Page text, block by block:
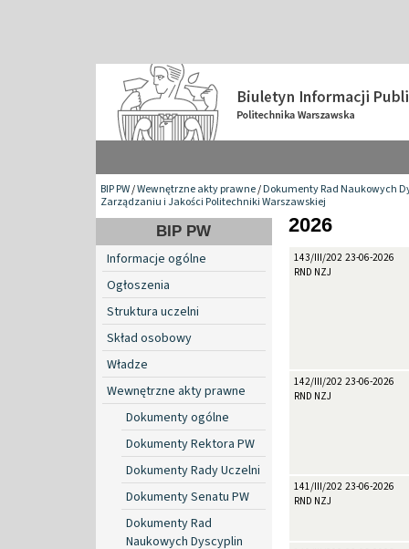
BIP PW/Wewnętrzne akty prawne/Dokumenty Rad Naukowych
Zarządzaniu i Jakości Politechniki Warszawskiej
BIP PW
Informacje ogólne
Ogłoszenia
Struktura uczelni
Skład osobowy
Władze
Wewnętrzne akty prawne
Dokumenty ogólne
Dokumenty Rektora PW
Dokumenty Rady Uczelni
Dokumenty Senatu PW
Dokumenty Rad
Naukowych Dyscyplin
2026
143/III/2026
RND NZJ
23-06-2026
142/III/2026
RND NZJ
23-06-2026
141/III/2026
RND NZJ
23-06-2026